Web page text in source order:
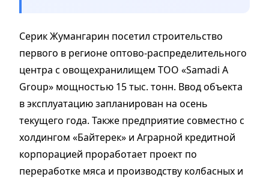
Серик Жумангарин посетил строительство
первого в регионе оптово-распределительного
центра с овощехранилищем ТОО «Samadi A
Group» мощностью 15 тыс. тонн. Ввод объекта
в эксплуатацию запланирован на осень
текущего года. Также предприятие совместно с
холдингом «Байтерек» и Аграрной кредитной
корпорацией проработает проект по
переработке мяса и производству колбасных и